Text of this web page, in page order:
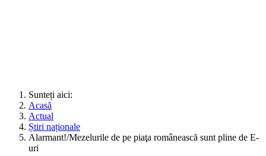
Sunteți aici:
Acasă
Actual
Știri naționale
Alarmant!/Mezelurile de pe piaţa românească sunt pline de E-
uri